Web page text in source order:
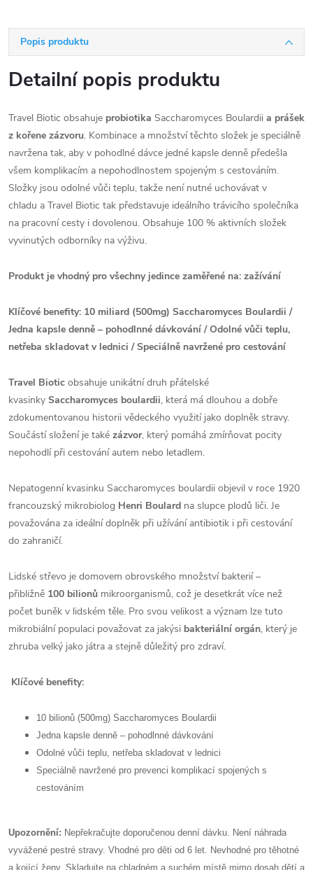
Popis produktu
Detailní popis produktu
Travel Biotic obsahuje probiotika Saccharomyces Boulardii a prášek
z kořene zázvoru. Kombinace a množství těchto složek je speciálně
navržena tak, aby v pohodlné dávce jedné kapsle denně předešla
všem komplikacím a nepohodlnostem spojeným s cestováním.
Složky jsou odolné vůči teplu, takže není nutné uchovávat v
chladu a Travel Biotic tak představuje ideálního trávicího společníka
na pracovní cesty i dovolenou. Obsahuje 100 % aktivních složek
vyvinutých odborníky na výživu.
Produkt je vhodný pro všechny jedince zaměřené na: zažívání
Klíčové benefity: 10 miliard (500mg) Saccharomyces Boulardii /
Jedna kapsle denně – pohodlnné dávkování / Odolné vůči teplu,
netřeba skladovat v lednici / Speciálně navržené pro cestování
Travel Biotic obsahuje unikátní druh přátelské
kvasinky Saccharomyces boulardii, která má dlouhou a dobře
zdokumentovanou historii vědeckého využití jako doplněk stravy.
Součástí složení je také zázvor, který pomáhá zmírňovat pocity
nepohodlí při cestování autem nebo letadlem.
Nepatogenní kvasinku Saccharomyces boulardii objevil v roce 1920
francouzský mikrobiolog Henri Boulard na slupce plodů liči. Je
považována za ideální doplněk při užívání antibiotik i při cestování
do zahraničí.
Lidské střevo je domovem obrovského množství bakterií –
přibližně 100 bilionů mikroorganismů, což je desetkrát více než
počet buněk v lidském těle. Pro svou velikost a význam lze tuto
mikrobiální populaci považovat za jakýsi bakteriální orgán, který je
zhruba velký jako játra a stejně důležitý pro zdraví.
Klíčové benefity:
10 bilionů (500mg) Saccharomyces Boulardii
Jedna kapsle denně – pohodlnné dávkování
Odolné vůči teplu, netřeba skladovat v lednici
Speciálně navržené pro prevenci komplikací spojených s
cestováním
Upozornění: Nepřekračujte doporučenou denní dávku. Není náhrada
vyvážené pestré stravy. Vhodné pro děti od 6 let. Nevhodné pro těhotné
a kojící ženy. Skladujte na chladném a suchém místě mimo dosah dětí a